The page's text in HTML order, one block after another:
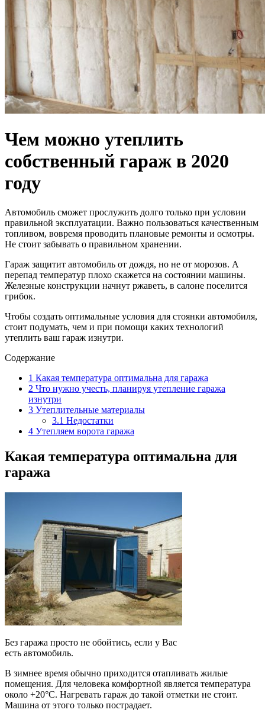
Чем можно утеплить
собственный гараж в 2020
году
Автомобиль сможет прослужить долго только при условии
правильной эксплуатации. Важно пользоваться качественным
топливом, вовремя проводить плановые ремонты и осмотры.
Не стоит забывать о правильном хранении.
Гараж защитит автомобиль от дождя, но не от морозов. А
перепад температур плохо скажется на состоянии машины.
Железные конструкции начнут ржаветь, в салоне поселится
грибок.
Чтобы создать оптимальные условия для стоянки автомобиля,
стоит подумать, чем и при помощи каких технологий
утеплить ваш гараж изнутри.
Содержание
1 Какая температура оптимальна для гаража
2 Что нужно учесть, планируя утепление гаража
изнутри
3 Утеплительные материалы
3.1 Недостатки
4 Утепляем ворота гаража
Какая температура оптимальна для
гаража
Без гаража просто не обойтись, если у Вас
есть автомобиль.
В зимнее время обычно приходится отапливать жилые
помещения. Для человека комфортной является температура
около +20°С. Нагревать гараж до такой отметки не стоит.
Машина от этого только пострадает.